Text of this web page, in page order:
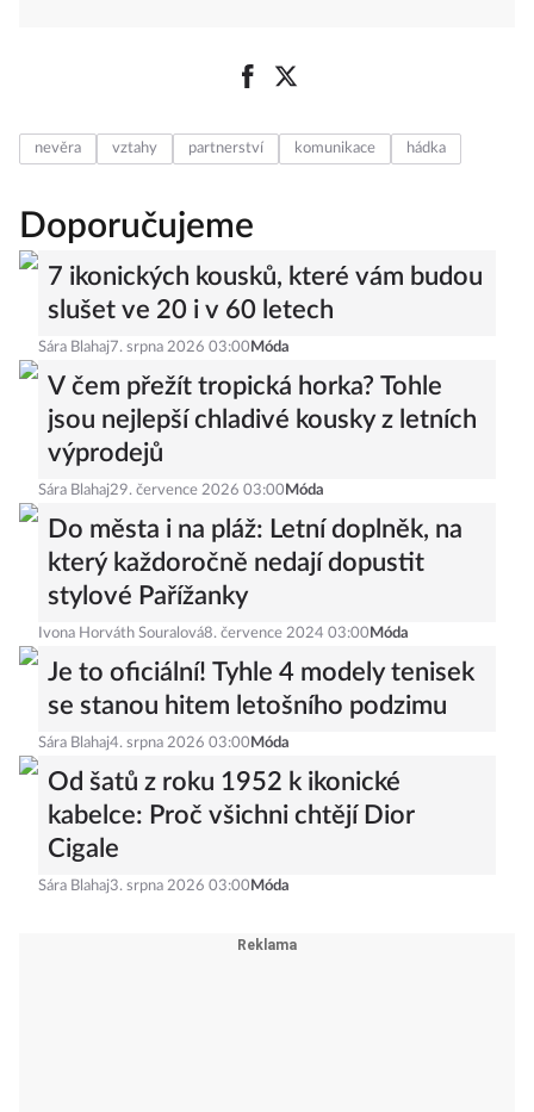
nevěra vztahy partnerství komunikace hádka
Doporučujeme
7 ikonických kousků, které vám budou
slušet ve 20 i v 60 letech
Sára Blahaj 7. srpna 2026 03:00 Móda
V čem přežít tropická horka? Tohle
jsou nejlepší chladivé kousky z letních
výprodejů
Sára Blahaj29. července 2026 03:00 Móda
Do města i na pláž: Letní doplněk, na
který každoročně nedají dopustit
stylové Pařížanky
Ivona Horváth Souralová8. července 2024 03:00 Móda
Je to oficiální! Tyhle 4 modely tenisek
se stanou hitem letošního podzimu
Sára Blahaj4. srpna 2026 03:00 Móda
Od šatů z roku 1952 k ikonické
kabelce: Proč všichni chtějí Dior
Cigale
Sára Blahaj3. srpna 2026 03:00 Móda